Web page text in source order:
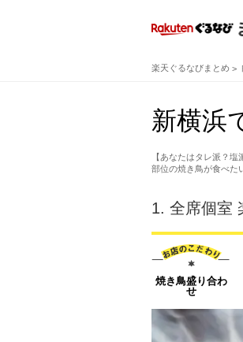
楽天ぐるなびまとめ
新横浜
【あなたはタレ派？
部位の焼き鳥が食べた
1. 全席個室
焼き鳥盛り合わ
せ